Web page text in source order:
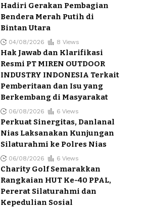
Hadiri Gerakan Pembagian
Bendera Merah Putih di
Bintan Utara
04/08/2026 8 Views
Hak Jawab dan Klarifikasi
Resmi PT MIREN OUTDOOR
INDUSTRY INDONESIA Terkait
Pemberitaan dan Isu yang
Berkembang di Masyarakat
06/08/2026 6 Views
Perkuat Sinergitas, Danlanal
Nias Laksanakan Kunjungan
Silaturahmi ke Polres Nias
06/08/2026 6 Views
Charity Golf Semarakkan
Rangkaian HUT Ke-40 PPAL,
Pererat Silaturahmi dan
Kepedulian Sosial